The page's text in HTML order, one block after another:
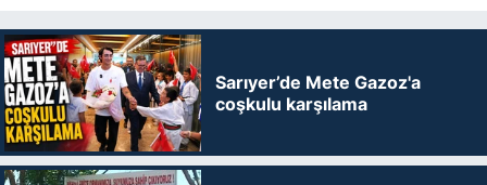
Sarıyer’de Mete Gazoz'a
coşkulu karşılama